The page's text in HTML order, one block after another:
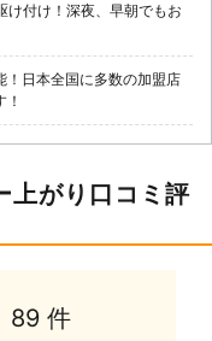
ただきます。
付け！深夜、早朝でもお
！日本全国に多数の加盟店
上がり口コミ評
89 件